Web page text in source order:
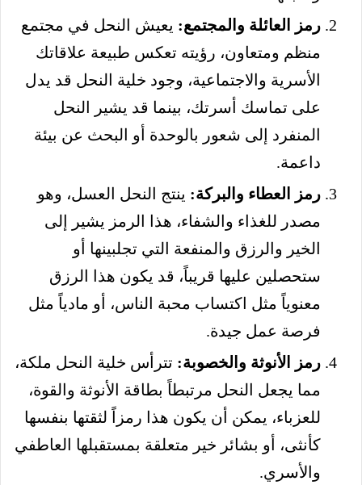
رمز العائلة والمجتمع: يعيش النحل في مجتمع
منظم ومتعاون، رؤيته تعكس طبيعة علاقاتك
الأسرية والاجتماعية، وجود خلية النحل قد يدل
على تماسك أسرتك، بينما قد يشير النحل
المنفرد إلى شعور بالوحدة أو البحث عن بيئة
داعمة.
رمز العطاء والبركة: ينتج النحل العسل، وهو
مصدر للغذاء والشفاء، هذا الرمز يشير إلى
الخير والرزق والمنفعة التي تجلبينها أو
ستحصلين عليها قريباً، قد يكون هذا الرزق
معنوياً مثل اكتساب محبة الناس، أو مادياً مثل
فرصة عمل جيدة.
رمز الأنوثة والخصوبة: تترأس خلية النحل ملكة،
مما يجعل النحل مرتبطاً بطاقة الأنوثة والقوة،
للعزباء، يمكن أن يكون هذا رمزاً لثقتها بنفسها
كأنثى، أو بشائر خير متعلقة بمستقبلها العاطفي
والأسري.